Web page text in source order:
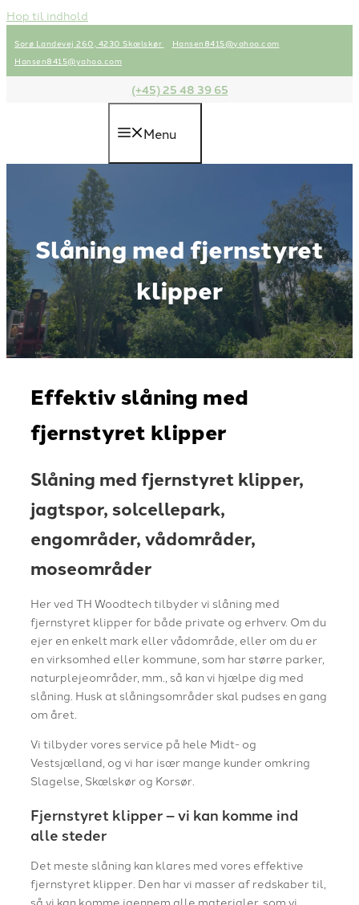
Hop til indhold
Sorø Landevej 260, 4230 Skælskør
Hansen8415@yahoo.com
Hansen8415@yahoo.com
(+45) 25 48 39 65
Menu
Slåning med fjernstyret
klipper
Effektiv slåning med
fjernstyret klipper
Slåning med fjernstyret klipper,
jagtspor, solcellepark,
engområder, vådområder,
moseområder
Her ved TH Woodtech tilbyder vi slåning med
fjernstyret klipper for både private og erhverv. Om du
ejer en enkelt mark eller vådområde, eller om du er
en virksomhed eller kommune, som har større parker,
naturplejeområder, mm., så kan vi hjælpe dig med
slåning. Husk at slåningsområder skal pudses en gang
om året.
Vi tilbyder vores service på hele Midt- og
Vestsjælland, og vi har især mange kunder omkring
Slagelse, Skælskør og Korsør.
Fjernstyret klipper – vi kan komme ind
alle steder
Det meste slåning kan klares med vores effektive
fjernstyret klipper. Den har vi masser af redskaber til,